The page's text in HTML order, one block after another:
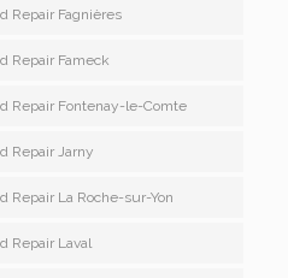
Repair Fagnières
Repair Fameck
Repair Fontenay-le-Comte
Repair Jarny
Repair La Roche-sur-Yon
Repair Laval